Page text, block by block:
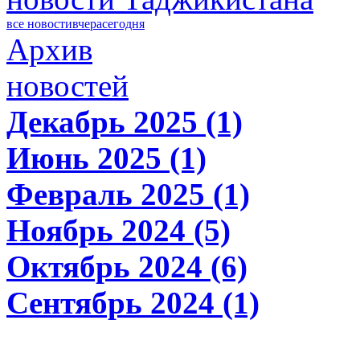
все новостивчерасегодня
Архив
новостей
Декабрь 2025 (1)
Июнь 2025 (1)
Февраль 2025 (1)
Ноябрь 2024 (5)
Октябрь 2024 (6)
Сентябрь 2024 (1)